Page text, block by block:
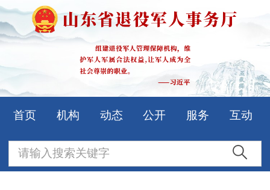
首页 机构 动态 公开 服务 互动